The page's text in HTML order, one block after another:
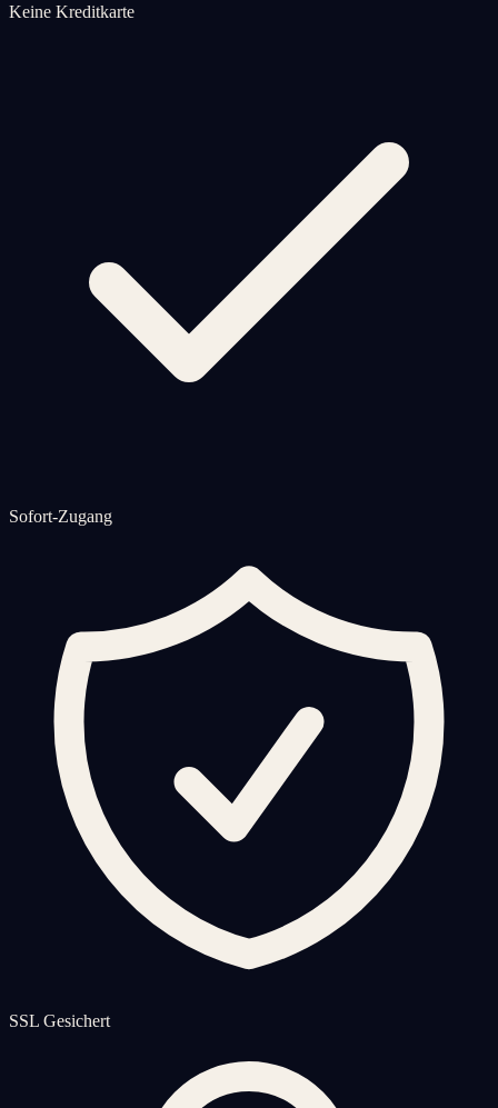
Keine Kreditkarte
Sofort-Zugang
SSL Gesichert